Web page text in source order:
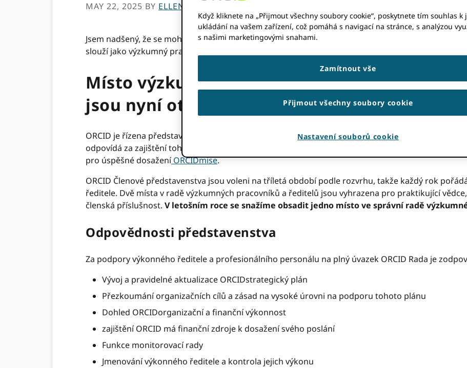
MAY 22, 2025 BY ELLEN TISE
Jsem nadšený, že se mohu podělit o dvě vzrušující příležitosti pro výzkumníky, do kterých se
slouží jako výzkumný pracovník-ředitel na ORCID's představenstvo a působení v ORCID Poradní
Místo výzkumného ředitele v
jsou nyní otevřeny
ORCID je řízena představenstvem, které zastupuje její členy a širší komunitu zainteresovaných
odpovídá za zajištění toho, že organizace jedná v nejlepším zájmu ORCID's komunitou
pro úspěšné dosažení ORCIDmise.
ORCID Členové představenstva jsou voleni na tříletá období podle rozvrhu, takže každý rok
ředitele. Dvě místa v radě výzkumných pracovníků a ředitelů jsou vyhrazena pro praktikující
členská příslušnost. V letošním roce se snažíme obsadit jedno místo ve správní radě
Odpovědnosti představenstva
Za podpory výkonného ředitele a profesionálního personálu na plný úvazek ORCID Rada je
Vývoj a pravidelné aktualizace ORCIDstrategický plán
Přezkoumání organizačních cílů a zásad na vysoké úrovni na podporu tohoto plánu
Dohled ORCIDorganizační a finanční výkonnost
zajištění ORCID má finanční zdroje k dosažení svého poslání
Funkce monitorovací rady
Jmenování výkonného ředitele a kontrola jejich výkonu
Když kliknete na „Přijmout všechny soubory cookie“, poskytnete tím souhlas k
ukládání na vašem zařízení, což pomáhá s navigací na stránce, s analýzou
s našimi marketingovými snahami.
Zamítnout vše
Přijmout všechny soubory cookie
Nastavení souborů cookie